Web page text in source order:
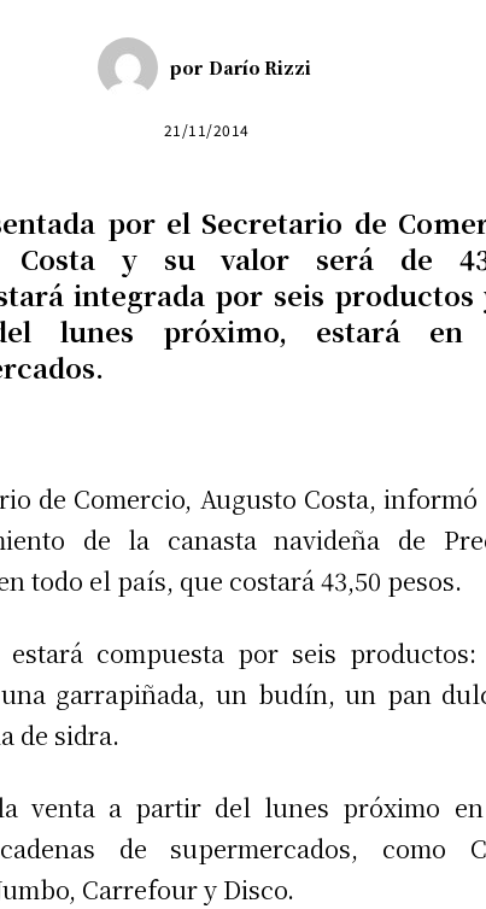
por Darío Rizzi
21/11/2014
por el Secretario de
Costa y su valor será de
integrada por seis productos
lunes próximo, estará en
de Comercio, Augusto Costa,
de la canasta navideña de
todo el país, que costará 43,50 pesos.
estará compuesta por seis productos:
garrapiñada, un budín, un pan
de sidra.
venta a partir del lunes próximo
de supermercados, como
Carrefour y Disco.